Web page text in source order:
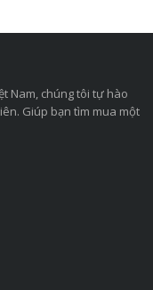
Nam, chúng tôi tự hào
Giúp bạn tìm mua một